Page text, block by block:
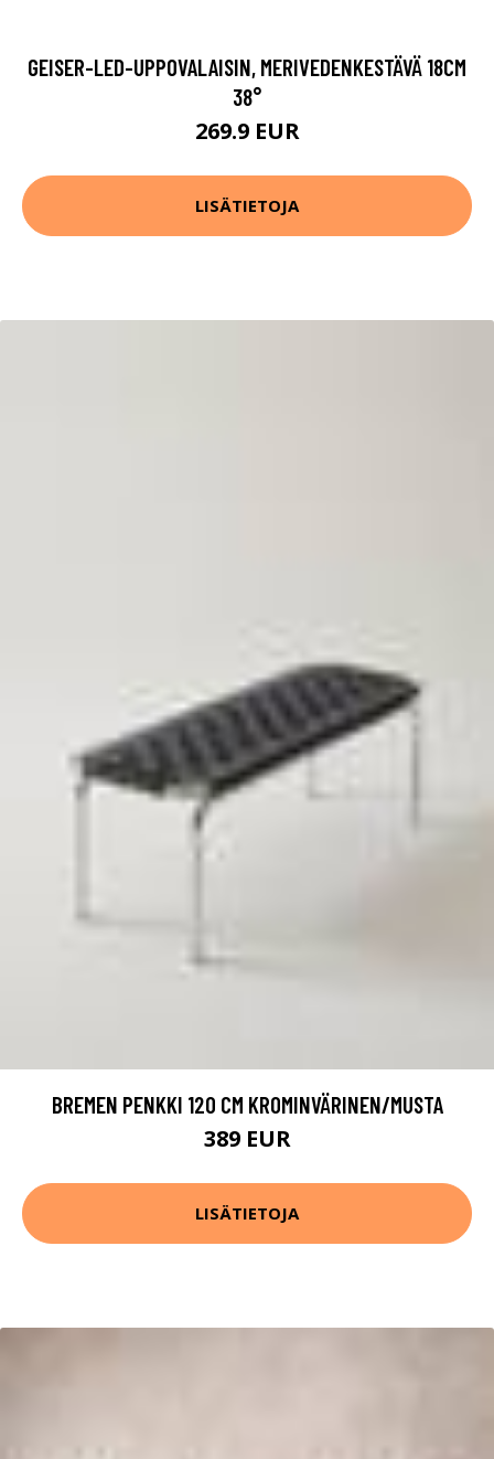
GEISER-LED-UPPOVALAISIN, MERIVEDENKESTÄVÄ 18CM
38°
269.9 EUR
LISÄTIETOJA
BREMEN PENKKI 120 CM KROMINVÄRINEN/MUSTA
389 EUR
LISÄTIETOJA